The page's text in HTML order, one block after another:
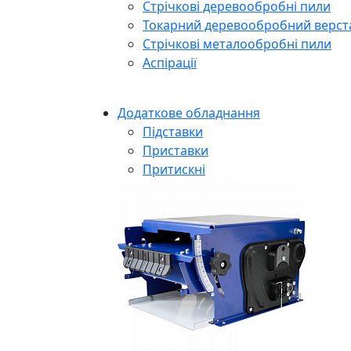
Стрічкові деревообробні пили
Токарний деревообробний
Cтрічкові металообробні пили
Аспірації
Додаткове обладнання
Підставки
Приставки
Притискні